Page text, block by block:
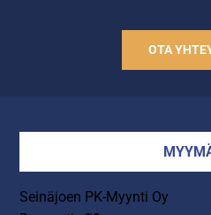
OTA
Seinäjoen PK-Myynti Oy